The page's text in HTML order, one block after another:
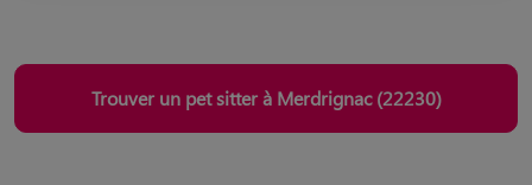
Trouver un pet sitter à Merdrignac (22230)